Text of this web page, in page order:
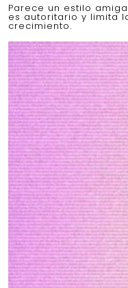
Parece un estilo
es autoritario y limita
crecimiento.